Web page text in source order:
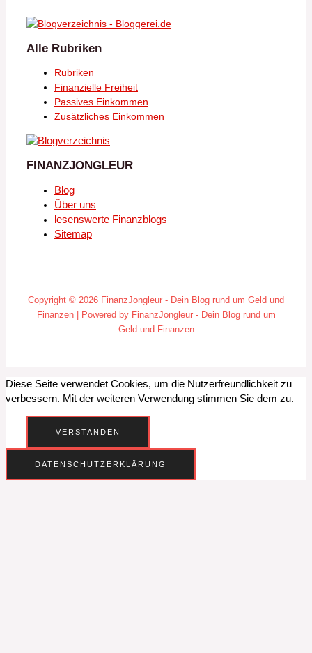
Alle Rubriken
Rubriken
Finanzielle Freiheit
Passives Einkommen
Zusätzliches Einkommen
FINANZJONGLEUR
Blog
Über uns
lesenswerte Finanzblogs
Sitemap
Copyright © 2026 FinanzJongleur - Dein Blog rund um Geld und
Finanzen | Powered by FinanzJongleur - Dein Blog rund um
Geld und Finanzen
Diese Seite verwendet Cookies, um die Nutzerfreundlichkeit zu
verbessern. Mit der weiteren Verwendung stimmen Sie dem zu.
VERSTANDEN
DATENSCHUTZERKLÄRUNG